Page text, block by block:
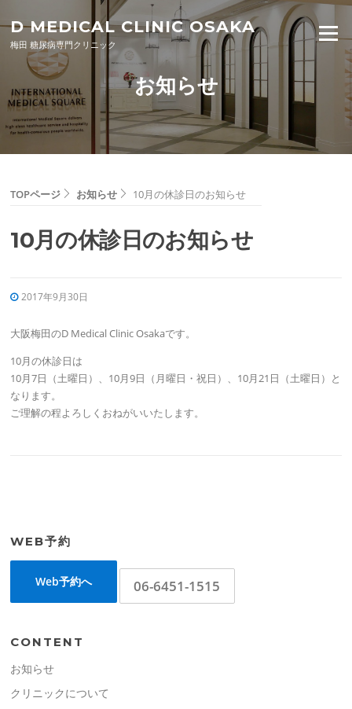
D MEDICAL CLINIC OSAKA
梅田 糖尿病専門クリニック
Menu
お知らせ
TOPページ お知らせ 10月の休診日のお知らせ
10月の休診日のお知らせ
2017年9月30日
大阪梅田のD Medical Clinic Osakaです。
10月の休診日は
10月7日（土曜日）、10月9日（月曜日・祝日）、10月21日（土曜日）と
なります。
ご理解の程よろしくおねがいいたします。
WEB予約
Web予約へ 06-6451-1515
CONTENT
お知らせ
クリニックについて